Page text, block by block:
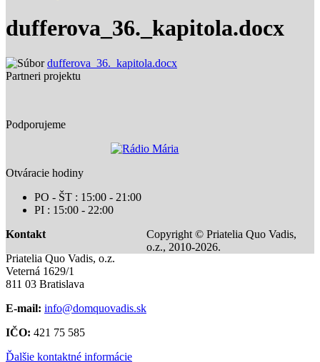
dufferova_36._kapitola.docx
dufferova_36._kapitola.docx
Partneri projektu
Podporujeme
Otváracie hodiny
PO - ŠT : 15:00 - 21:00
PI : 15:00 - 22:00
Kontakt
Priatelia Quo Vadis, o.z.
Veterná 1629/1
811 03 Bratislava
E-mail: info@domquovadis.sk
IČO: 421 75 585
Ďalšie kontaktné informácie
Copyright © Priatelia Quo Vadis,
o.z., 2010-2026.